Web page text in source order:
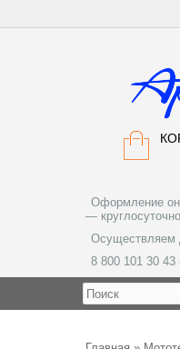
Оформление
— круглосуточно
Осуществляем
8 800 101 30